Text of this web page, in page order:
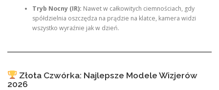
Tryb Nocny (IR): Nawet w całkowitych ciemnościach, gdy
spółdzielnia oszczędza na prądzie na klatce, kamera widzi
wszystko wyraźnie jak w dzień.
Złota Czwórka: Najlepsze Modele Wizjerów
2026